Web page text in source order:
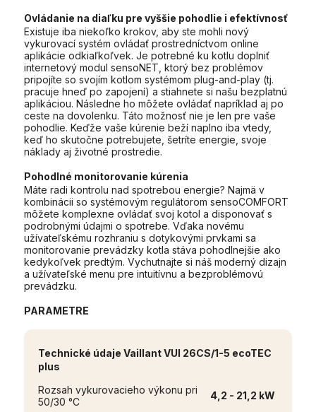
Ovládanie na diaľku pre vyššie pohodlie i efektívnosť
Existuje iba niekoľko krokov, aby ste mohli nový
vykurovací systém ovládať prostredníctvom online
aplikácie odkiaľkoľvek. Je potrebné ku kotlu doplniť
internetový modul sensoNET, ktorý bez problémov
pripojíte so svojím kotlom systémom plug-and-play (tj.
pracuje hneď po zapojení) a stiahnete si našu bezplatnú
aplikáciou. Následne ho môžete ovládať napríklad aj po
ceste na dovolenku. Táto možnosť nie je len pre vaše
pohodlie. Keďže vaše kúrenie beží naplno iba vtedy,
keď ho skutočne potrebujete, šetríte energie, svoje
náklady aj životné prostredie.
Pohodlné monitorovanie kúrenia
Máte radi kontrolu nad spotrebou energie? Najmä v
kombinácii so systémovým regulátorom sensoCOMFORT
môžete komplexne ovládať svoj kotol a disponovať s
podrobnými údajmi o spotrebe. Vďaka novému
užívateľskému rozhraniu s dotykovými prvkami sa
monitorovanie prevádzky kotla stáva pohodlnejšie ako
kedykoľvek predtým. Vychutnajte si náš moderný dizajn
a užívateľské menu pre intuitívnu a bezproblémovú
prevádzku.
PARAMETRE
Technické údaje Vaillant VUI 26CS/1-5 ecoTEC
plus
Rozsah vykurovacieho výkonu pri
50/30 °C
4,2 - 21,2 kW